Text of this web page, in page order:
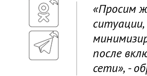
«Просим
после
сети», -